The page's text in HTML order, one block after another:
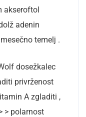
akseroftol
adenin
temelj .
dosežkalec
privrženost
A zgladiti ,
> polarnost